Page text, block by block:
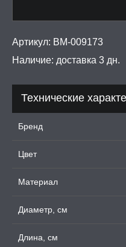
ФЕРОМОНЫ
ДЛЯ СЕКСА
ПОМПЫ
Артикул: BM-009173
Наличие: доставка 3 дн.
Технические
Бренд
Цвет
Материал
Диаметр, см
Длина, см